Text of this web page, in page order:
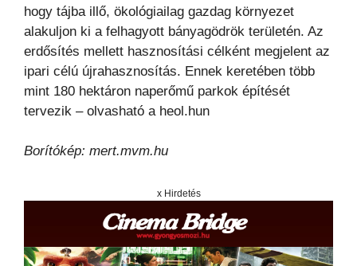
hogy tájba illő, ökológiailag gazdag környezet
alakuljon ki a felhagyott bányagödrök területén. Az
erdősítés mellett hasznosítási célként megjelent az
ipari célú újrahasznosítás. Ennek keretében több
mint 180 hektáron naperőmű parkok építését
tervezik – olvasható a heol.hun
Borítókép: mert.mvm.hu
x Hirdetés